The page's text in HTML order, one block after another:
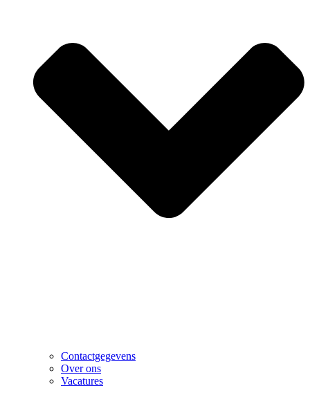
Contactgegevens
Over ons
Vacatures